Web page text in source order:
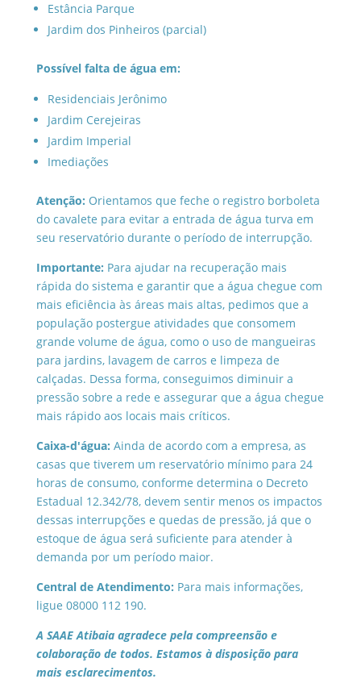
Estância Parque
Jardim dos Pinheiros (parcial)
Possível falta de água em:
Residenciais Jerônimo
Jardim Cerejeiras
Jardim Imperial
Imediações
Atenção: Orientamos que feche o registro borboleta
do cavalete para evitar a entrada de água turva em
seu reservatório durante o período de interrupção.
Importante: Para ajudar na recuperação mais
rápida do sistema e garantir que a água chegue com
mais eficiência às áreas mais altas, pedimos que a
população postergue atividades que consomem
grande volume de água, como o uso de mangueiras
para jardins, lavagem de carros e limpeza de
calçadas. Dessa forma, conseguimos diminuir a
pressão sobre a rede e assegurar que a água chegue
mais rápido aos locais mais críticos.
Caixa-d'água: Ainda de acordo com a empresa, as
casas que tiverem um reservatório mínimo para 24
horas de consumo, conforme determina o Decreto
Estadual 12.342/78, devem sentir menos os impactos
dessas interrupções e quedas de pressão, já que o
estoque de água será suficiente para atender à
demanda por um período maior.
Central de Atendimento: Para mais informações,
ligue 08000 112 190.
A SAAE Atibaia agradece pela compreensão e
colaboração de todos. Estamos à disposição para
mais esclarecimentos.